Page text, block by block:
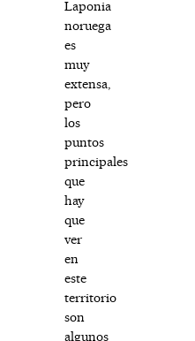
Laponia
noruega
es
muy
extensa,
pero
los
puntos
principales
que
hay
que
ver
en
este
territorio
son
algunos